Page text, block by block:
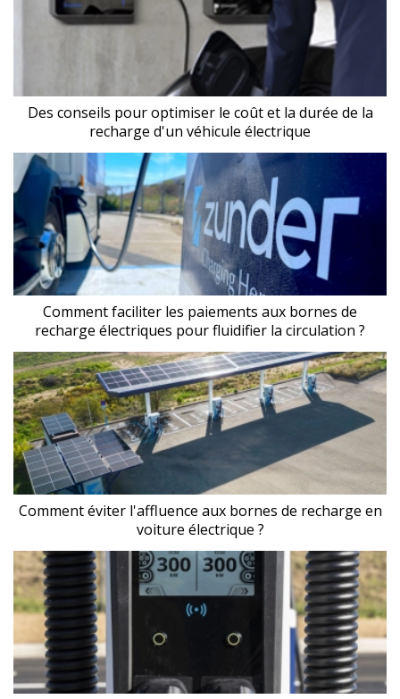
Des conseils pour optimiser le coût et la durée de la
recharge d'un véhicule électrique
Comment faciliter les paiements aux bornes de
recharge électriques pour fluidifier la circulation ?
Comment éviter l'affluence aux bornes de recharge en
voiture électrique ?